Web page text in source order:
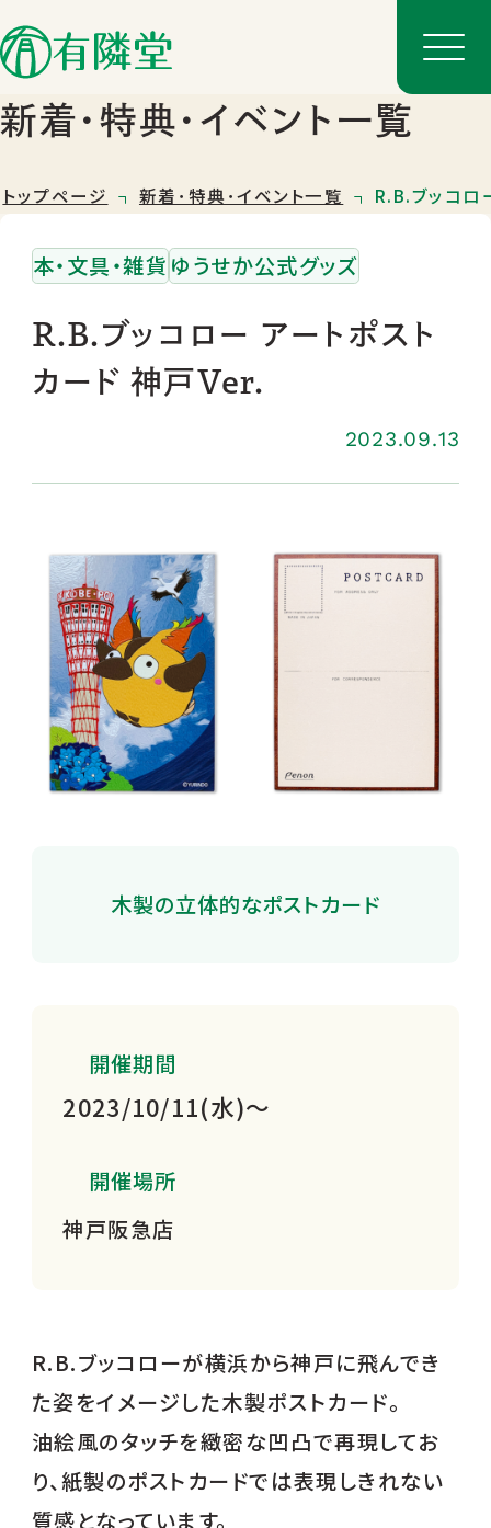
店舗一覧
新着･特典･イベント一覧
トップページ 新着･特典･イベント一覧 R.B.ブッコロ
本・文具・雑貨 ゆうせか公式グッズ
R.B.ブッコロー アートポスト
カード 神戸Ver.
2023.09.13
木製の立体的なポストカード
開催期間
2023/10/11(水)～
開催場所
神戸阪急店
R.B.ブッコローが横浜から神戸に飛んでき
た姿をイメージした木製ポストカード。
油絵風のタッチを緻密な凹凸で再現してお
り、紙製のポストカードでは表現しきれない
質感となっています。